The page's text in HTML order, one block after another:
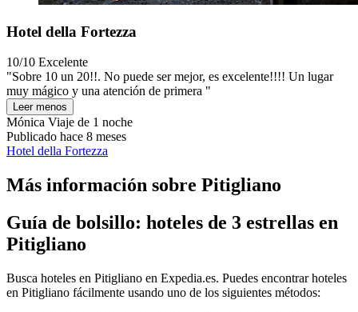
Hotel della Fortezza
10/10 Excelente
"Sobre 10 un 20!!. No puede ser mejor, es excelente!!!! Un lugar
muy mágico y una atención de primera "
Leer menos
Mónica Viaje de 1 noche
Publicado hace 8 meses
Hotel della Fortezza
Más información sobre Pitigliano
Guía de bolsillo: hoteles de 3 estrellas en
Pitigliano
Busca hoteles en Pitigliano en Expedia.es. Puedes encontrar hoteles
en Pitigliano fácilmente usando uno de los siguientes métodos: